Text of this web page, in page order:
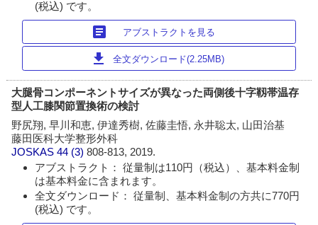
(税込) です。
article アブストラクトを見る
download 全文ダウンロード(2.25MB)
大腿骨コンポーネントサイズが異なった両側後十字靱帯温存
型人工膝関節置換術の検討
野尻翔, 早川和恵, 伊達秀樹, 佐藤圭悟, 永井聡太, 山田治基
藤田医科大学整形外科
JOSKAS 44 (3)808-813, 2019.
アブストラクト： 従量制は110円（税込）、基本料金制
は基本料金に含まれます。
全文ダウンロード： 従量制、基本料金制の方共に770円
(税込) です。